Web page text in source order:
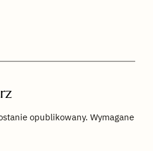
opublikowany. Wymagane